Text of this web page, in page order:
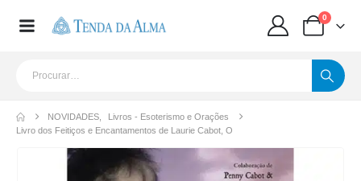
0
NOVIDADES
Livros - Esoterismo e Orações
Livro dos Feitiços e Encantamentos de Laurie Cabot, O